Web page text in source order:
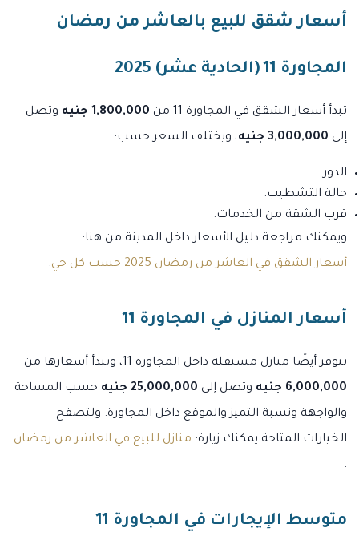
أسعار شقق للبيع بالعاشر من رمضان
المجاورة 11 (الحادية عشر) 2025
تبدأ أسعار الشقق في المجاورة 11 من 1,800,000 جنيه
وتصل
إلى 3,000,000 جنيه ، ويختلف السعر حسب:
الدور.
حالة التشطيب.
قرب الشقة من الخدمات.
ويمكنك مراجعة دليل الأسعار داخل المدينة من هنا:
أسعار الشقق في العاشر من رمضان 2025 حسب كل حي
.
أسعار المنازل في المجاورة 11
تتوفر أيضًا منازل مستقلة داخل المجاورة 11، وتبدأ أسعارها من
6,000,000 جنيه
وتصل إلى 25,000,000 جنيه
حسب المساحة
والواجهة ونسبة التميز والموقع داخل المجاورة. ولتصفح
الخيارات المتاحة يمكنك زيارة: منازل للبيع في العاشر من رمضان
.
متوسط الإيجارات في المجاورة 11